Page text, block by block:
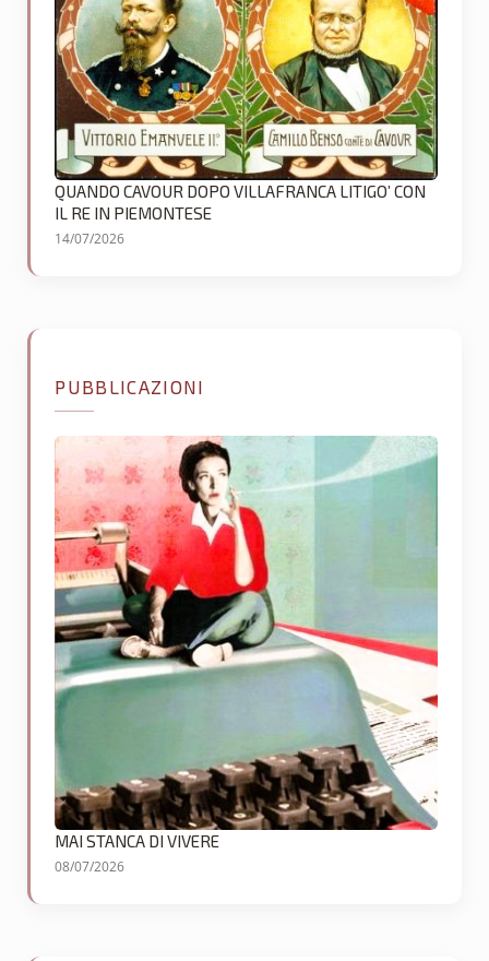
QUANDO CAVOUR DOPO VILLAFRANCA LITIGO’ CON
IL RE IN PIEMONTESE
14/07/2026
PUBBLICAZIONI
MAI STANCA DI VIVERE
08/07/2026